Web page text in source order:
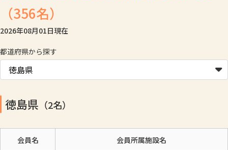
（356名）
2026年08月01日現在
都道府県から探す
徳島県 （2名）
会員名 会員所属施設名